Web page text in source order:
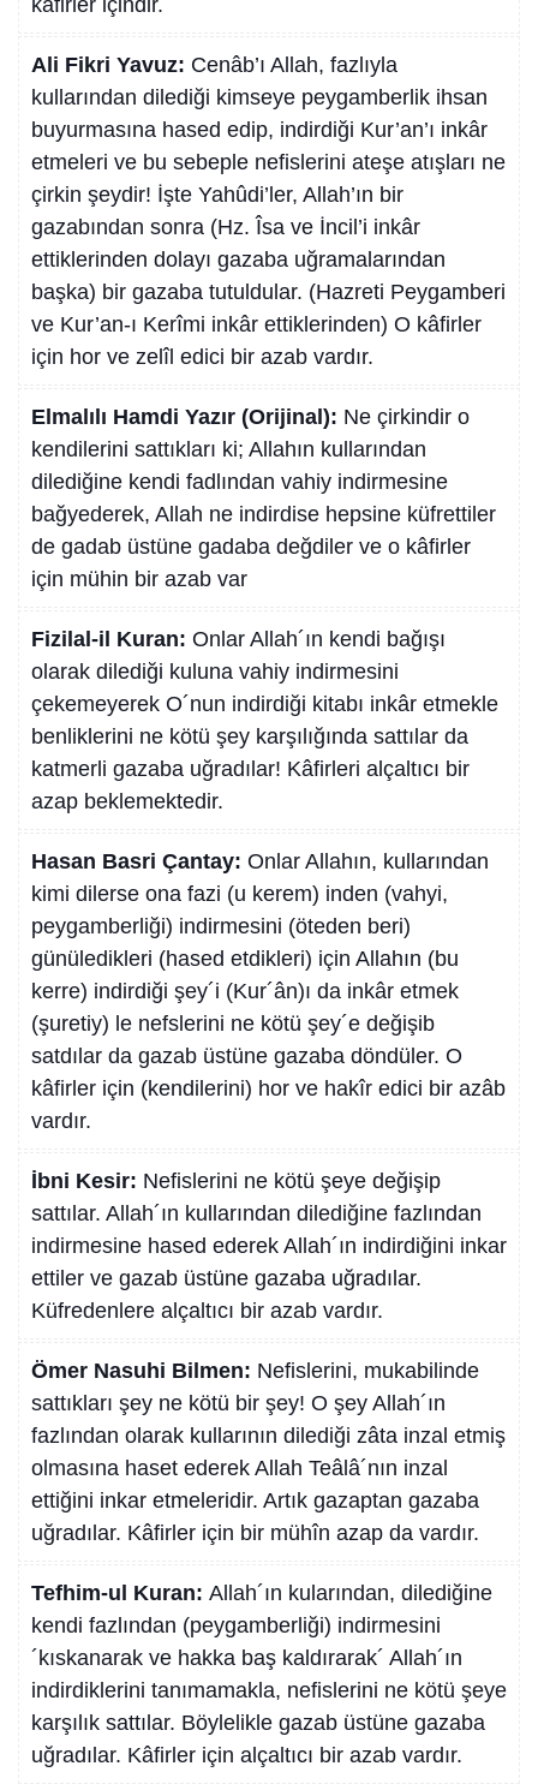
kâfirler içindir.
Ali Fikri Yavuz: Cenâb’ı Allah, fazlıyla
kullarından dilediği kimseye peygamberlik ihsan
buyurmasına hased edip, indirdiği Kur’an’ı inkâr
etmeleri ve bu sebeple nefislerini ateşe atışları ne
çirkin şeydir! İşte Yahûdi’ler, Allah’ın bir
gazabından sonra (Hz. Îsa ve İncil’i inkâr
ettiklerinden dolayı gazaba uğramalarından
başka) bir gazaba tutuldular. (Hazreti Peygamberi
ve Kur’an-ı Kerîmi inkâr ettiklerinden) O kâfirler
için hor ve zelîl edici bir azab vardır.
Elmalılı Hamdi Yazır (Orijinal): Ne çirkindir o
kendilerini sattıkları ki; Allahın kullarından
dilediğine kendi fadlından vahiy indirmesine
bağyederek, Allah ne indirdise hepsine küfrettiler
de gadab üstüne gadaba değdiler ve o kâfirler
için mühin bir azab var
Fizilal-il Kuran: Onlar Allah´ın kendi bağışı
olarak dilediği kuluna vahiy indirmesini
çekemeyerek O´nun indirdiği kitabı inkâr etmekle
benliklerini ne kötü şey karşılığında sattılar da
katmerli gazaba uğradılar! Kâfirleri alçaltıcı bir
azap beklemektedir.
Hasan Basri Çantay: Onlar Allahın, kullarından
kimi dilerse ona fazi (u kerem) inden (vahyi,
peygamberliği) indirmesini (öteden beri)
günüledikleri (hased etdikleri) için Allahın (bu
kerre) indirdiği şey´i (Kur´ân)ı da inkâr etmek
(şuretiy) le nefslerini ne kötü şey´e değişib
satdılar da gazab üstüne gazaba döndüler. O
kâfirler için (kendilerini) hor ve hakîr edici bir azâb
vardır.
İbni Kesir: Nefislerini ne kötü şeye değişip
sattılar. Allah´ın kullarından dilediğine fazlından
indirmesine hased ederek Allah´ın indirdiğini inkar
ettiler ve gazab üstüne gazaba uğradılar.
Küfredenlere alçaltıcı bir azab vardır.
Ömer Nasuhi Bilmen: Nefislerini, mukabilinde
sattıkları şey ne kötü bir şey! O şey Allah´ın
fazlından olarak kullarının dilediği zâta inzal etmiş
olmasına haset ederek Allah Teâlâ´nın inzal
ettiğini inkar etmeleridir. Artık gazaptan gazaba
uğradılar. Kâfirler için bir mühîn azap da vardır.
Tefhim-ul Kuran: Allah´ın kularından, dilediğine
kendi fazlından (peygamberliği) indirmesini
´kıskanarak ve hakka baş kaldırarak´ Allah´ın
indirdiklerini tanımamakla, nefislerini ne kötü şeye
karşılık sattılar. Böylelikle gazab üstüne gazaba
uğradılar. Kâfirler için alçaltıcı bir azab vardır.